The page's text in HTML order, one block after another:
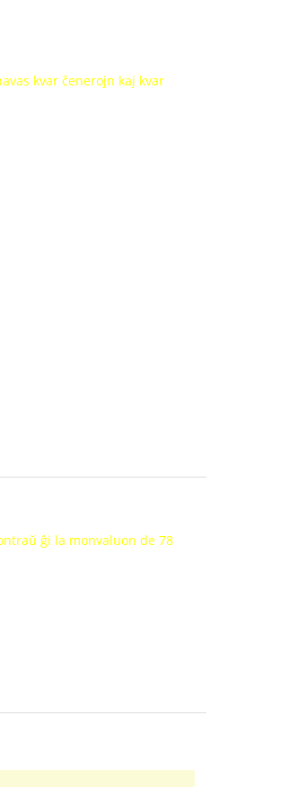
kvar ĉenerojn kaj kvar
ĝi la monvaluon de 78